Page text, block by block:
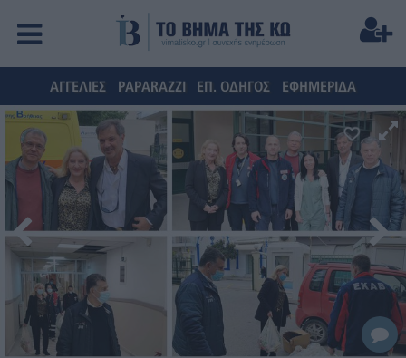
ΑΓΓΕΛΙΕΣ PAPARAZZI ΕΠ. ΟΔΗΓΟΣ ΕΦΗΜΕΡΙΔΑ